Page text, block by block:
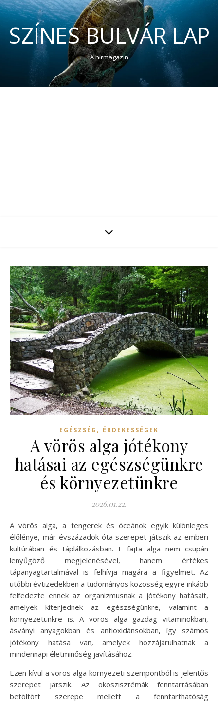
SZÍNES BULVÁR LAP
A hírmagazin
EGÉSZSÉG , ÉRDEKESSÉGEK
A vörös alga jótékony
hatásai az egészségünkre
és környezetünkre
2026.01.22.
A vörös alga, a tengerek és óceánok egyik különleges
élőlénye, már évszázadok óta szerepet játszik az emberi
kultúrában és táplálkozásban. E fajta alga nem csupán
lenyűgöző megjelenésével, hanem értékes
tápanyagtartalmával is felhívja magára a figyelmet. Az
utóbbi évtizedekben a tudományos közösség egyre inkább
felfedezte ennek az organizmusnak a jótékony hatásait,
amelyek kiterjednek az egészségünkre, valamint a
környezetünkre is. A vörös alga gazdag vitaminokban,
ásványi anyagokban és antioxidánsokban, így számos
jótékony hatása van, amelyek hozzájárulhatnak a
mindennapi életminőség javításához.
Ezen kívül a vörös alga környezeti szempontból is jelentős
szerepet játszik. Az ökoszisztémák fenntartásában
betöltött szerepe mellett a fenntarthatóság